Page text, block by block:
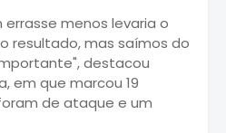
menos levaria o
resultado, mas saímos do
destacou
em que marcou 19
de ataque e um